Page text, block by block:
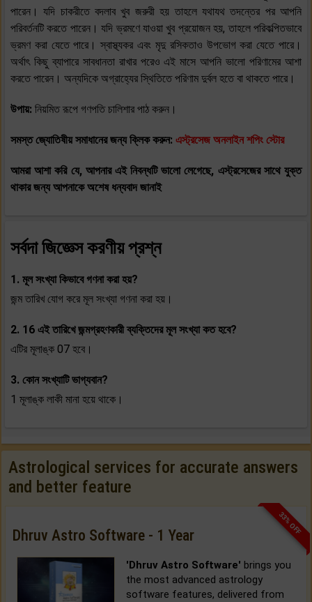
পারেন। যদি চাকরীতে বদলাব খুব জরুরী হয় তাহলে যথাযথ তদন্তের পর আপনি
পরিবর্তনটি করতে পারেন। যদি ভ্রমণে যাওয়া খুব প্রয়োজন হয়, তাহলে পরিকল্পিতভাবে
ভ্রমণ করা যেতে পারে। স্বাস্থ্যকর এবং মৃদু রসিকতাও উপভোগ করা যেতে পারে।
অর্থাৎ কিছু ব্যাপারে সাবধানতা রাখার পরেও এই মাসে আপনি ভালো পরিণামের আশা
করতে পারেন। অন্যদিকে অগ্রাহ্যের স্থিতিতে পরিণাম দুর্বল হতে বা থাকতে পারে।
উপায়: নিয়মিত রূপে গণপতি চালিশার পাঠ করুন।
সমস্ত জ্যোতিষীয় সমাধানের জন্য ক্লিক করুন: এস্ট্রসেজ অনলাইন শপিং স্টোর
আমরা আশা করি যে, আপনার এই নিবন্ধটি ভালো লেগেছে, এস্ট্রসেজের সাথে যুক্ত
থাকার জন্য আপনাকে অশেষ ধন্যবাদ জানাই
সর্বদা জিজ্ঞেস করণীয় প্রশ্ন
1. মূল সংখ্যা কিভাবে গণনা করা হয়?
জন্ম তারিখ যোগ করে মূল সংখ্যা গণনা করা হয়।
2. 16 এই তারিখে জন্মগ্রহণকারী ব্যক্তিদের মূল সংখ্যা কত হবে?
এটির মূলাঙ্ক 07 হবে।
3. কোন সংখ্যাটি ভাগ্যবান?
1 মূলাঙ্ক লাকী মানা হয়ে থাকে।
Astrological services for accurate answers
and better feature
33% OFF
Dhruv Astro Software - 1 Year
'Dhruv Astro Software' brings you
the most advanced astrology
software features, delivered from